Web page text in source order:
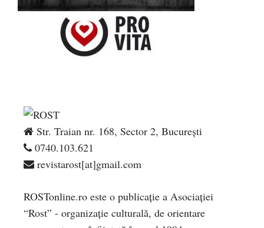
Str. Traian nr. 168, Sector 2, București
0740.103.621
revistarost[at]gmail.com
ROSTonline.ro este o publicaţie a Asociaţiei
“Rost” - organizaţie culturală, de orientare